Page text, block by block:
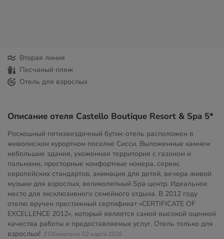
Вторая линия
Песчаный пляж
Отель для взрослых
Описание отеля Castello Boutique Resort & Spa 5*
Роскошный пятизвездочный бутик-отель расположен в
живописном курортном поселке Сисси. Выложенные камнем
небольшие здания, ухоженная территория с газоном и
пальмами, просторные комфортные номера, сервис
европейских стандартов, анимация для детей, вечера живой
музыки для взрослых, великолепный Spa-центр. Идеальное
место для эксклюзивного семейного отдыха. В 2012 году
отелю вручен престижный сертификат «CERTIFICATE OF
EXCELLENCE 2012», который является самой высокой оценкой
качества работы и предоставляемых услуг. Отель только для
взрослых! // Обновлено 02 марта 2026